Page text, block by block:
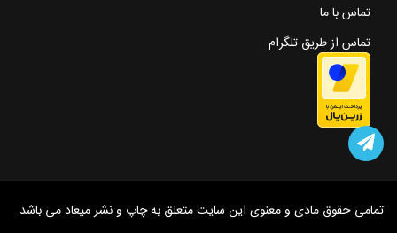
تماس با ما
تماس از طریق تلگرام
تمامی حقوق مادی و معنوی این سایت متعلق به چاپ و نشر میعاد می باشد.